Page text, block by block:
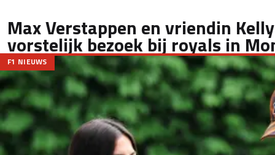
Max Verstappen en vriendin
vorstelijk bezoek bij royals in
F1 NIEUWS